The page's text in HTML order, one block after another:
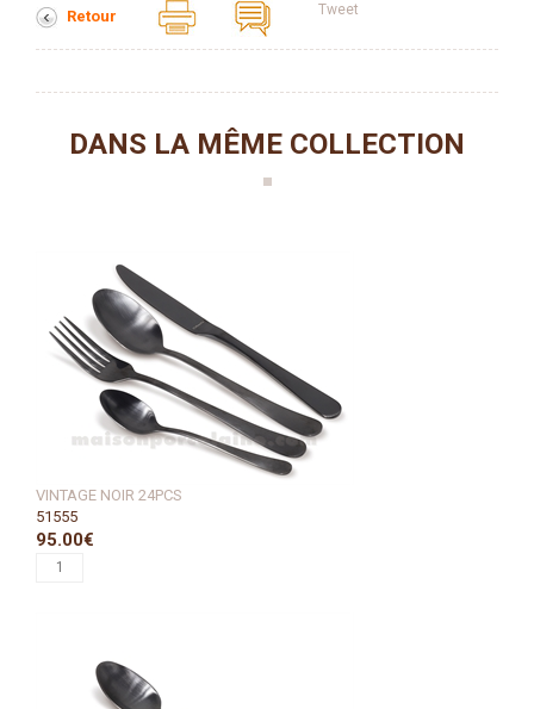
Retour Tweet
DANS LA MÊME COLLECTION
VINTAGE NOIR 24PCS
51555
95.00€